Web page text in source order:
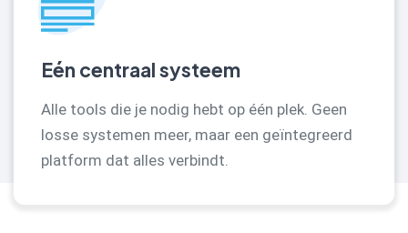
Eén centraal systeem
Alle tools die je nodig hebt op één plek. Geen
losse systemen meer, maar een geïntegreerd
platform dat alles verbindt.